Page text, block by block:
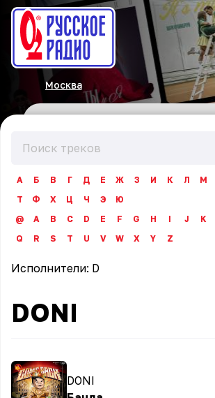
Москва
А Б В Г Д Е Ж З И К Л М
Т
Ф Х Ц Ч Э
Ю
@
A B C D E F G H I J K
Q
R S T U V W X Y Z
Исполнители: D
DONI
DONI